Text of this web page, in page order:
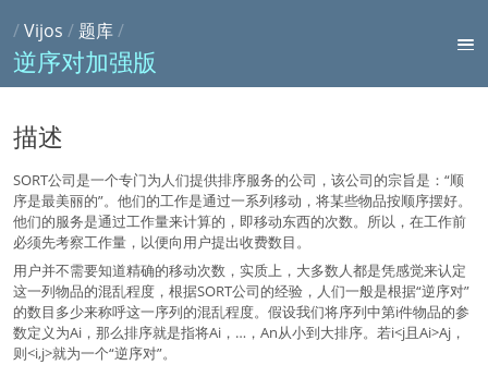
/Vijos / 题库/
逆序对加强版
描述
SORT公司是一个专门为人们提供排序服务的公司，该公司的宗旨是：“顺
序是最美丽的”。他们的工作是通过一系列移动，将某些物品按顺序摆好。
他们的服务是通过工作量来计算的，即移动东西的次数。所以，在工作前
必须先考察工作量，以便向用户提出收费数目。
用户并不需要知道精确的移动次数，实质上，大多数人都是凭感觉来认定
这一列物品的混乱程度，根据SORT公司的经验，人们一般是根据“逆序对”
的数目多少来称呼这一序列的混乱程度。假设我们将序列中第i件物品的参
数定义为Ai，那么排序就是指将Ai，…，An从小到大排序。若i<j且Ai>Aj，
则<i,j>就为一个“逆序对”。